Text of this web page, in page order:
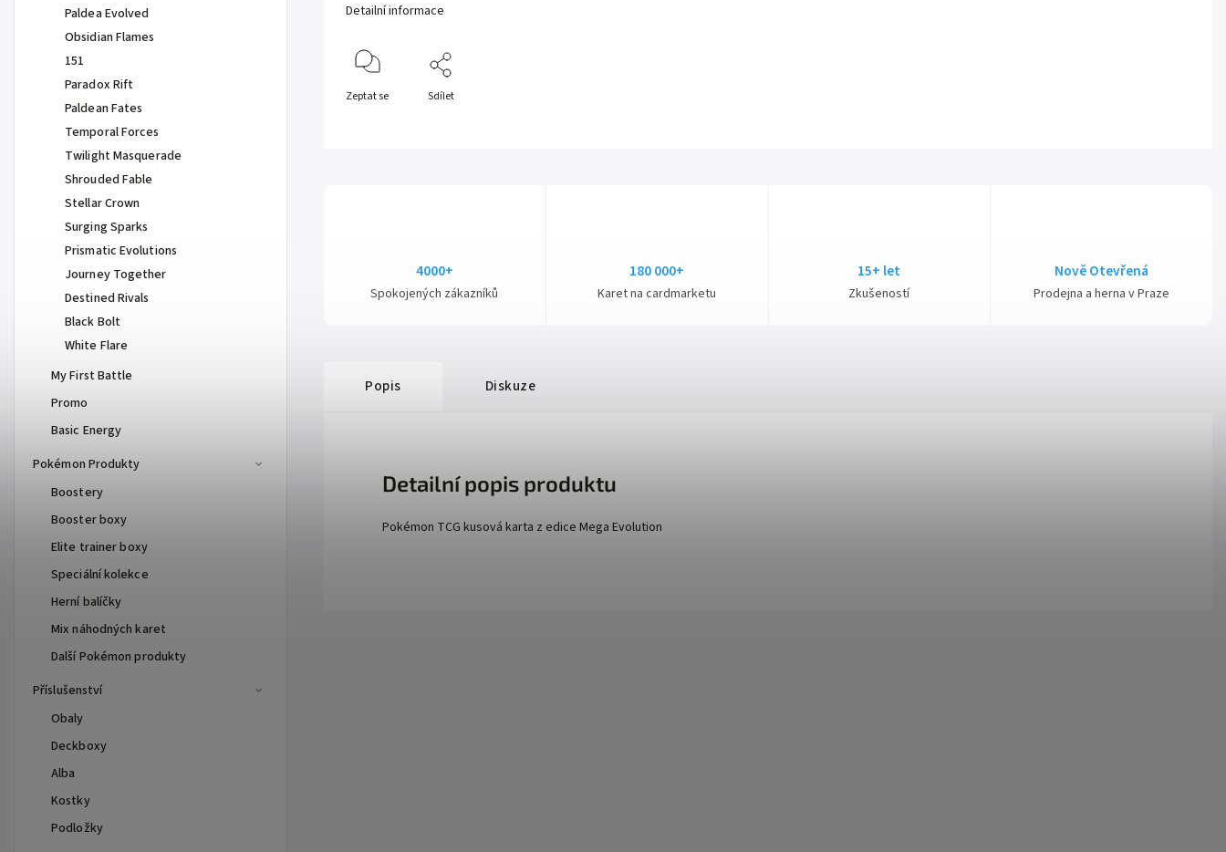
Paldea Evolved
Obsidian Flames
151
Paradox Rift
Paldean Fates
Temporal Forces
Twilight Masquerade
Shrouded Fable
Stellar Crown
Surging Sparks
Prismatic Evolutions
Journey Together
Destined Rivals
Black Bolt
White Flare
My First Battle
Promo
Basic Energy
Pokémon Produkty
Boostery
Booster boxy
Elite trainer boxy
Speciální kolekce
Herní balíčky
Mix náhodných karet
Další Pokémon produkty
Příslušenství
Obaly
Deckboxy
Alba
Kostky
Podložky
Detailní informace
Zeptat se Sdílet
4000+
Spokojených zákazníků
180 000+
Karet na cardmarketu
15+ let
Zkušeností
Nově Otevřená
Prodejna a herna v Praze
Popis Diskuze
Detailní popis produktu
Pokémon TCG kusová karta z edice Mega Evolution